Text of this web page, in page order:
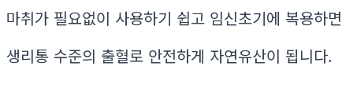
마취가 필요없이 사용하기 쉽고 임신초기에 복용하면
생리통 수준의 출혈로 안전하게 자연유산이 됩니다.